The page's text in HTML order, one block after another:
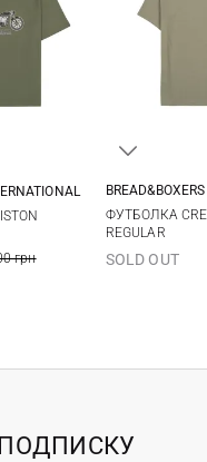
грн
BREAD&BOXERS
ФУТБОЛКА
REGULAR
SOLD OUT
ПОДПИСКУ